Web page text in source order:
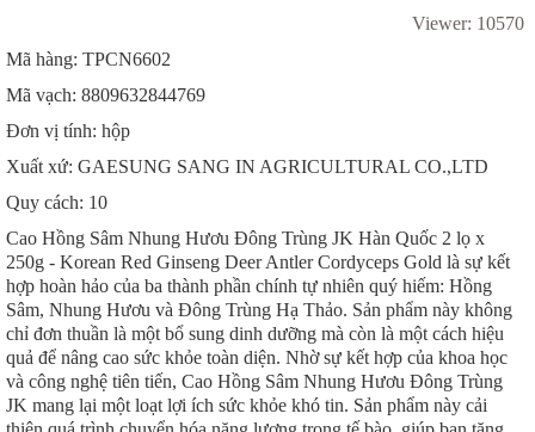
Viewer: 10570
Mã hàng: TPCN6602
Mã vạch: 8809632844769
Đơn vị tính: hộp
Xuất xứ: GAESUNG SANG IN AGRICULTURAL CO.,LTD
Quy cách: 10
Cao Hồng Sâm Nhung Hươu Đông Trùng JK Hàn Quốc 2 lọ x
250g - Korean Red Ginseng Deer Antler Cordyceps Gold là sự kết
hợp hoàn hảo của ba thành phần chính tự nhiên quý hiếm: Hồng
Sâm, Nhung Hươu và Đông Trùng Hạ Thảo. Sản phẩm này không
chỉ đơn thuần là một bổ sung dinh dưỡng mà còn là một cách hiệu
quả để nâng cao sức khỏe toàn diện. Nhờ sự kết hợp của khoa học
và công nghệ tiên tiến, Cao Hồng Sâm Nhung Hươu Đông Trùng
JK mang lại một loạt lợi ích sức khỏe khó tin. Sản phẩm này cải